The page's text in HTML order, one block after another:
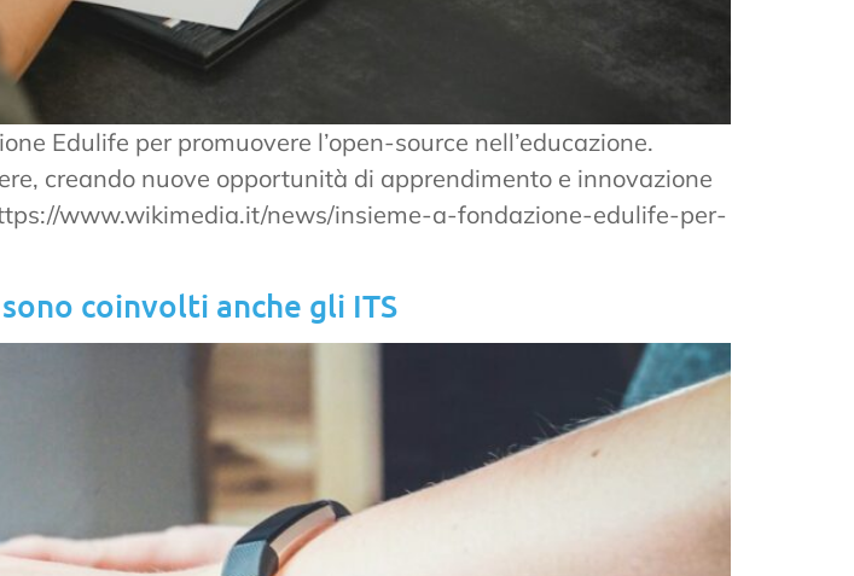
Edulife per promuovere l’open-source nell’educazione.
creando nuove opportunità di apprendimento e innovazione
www.wikimedia.it/news/insieme-a-fondazione-edulife-per-
coinvolti anche gli ITS